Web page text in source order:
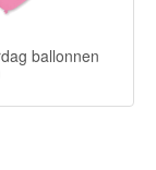
ballonnen